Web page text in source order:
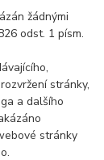
žádnými
odst. 1 písm.
stránky,
a dalšího
stránky